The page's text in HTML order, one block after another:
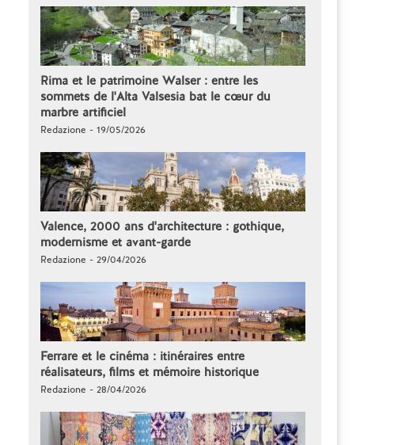
Rima et le patrimoine Walser : entre les
sommets de l'Alta Valsesia bat le cœur du
marbre artificiel
Redazione - 19/05/2026
Valence, 2000 ans d'architecture : gothique,
modernisme et avant-garde
Redazione - 29/04/2026
Ferrare et le cinéma : itinéraires entre
réalisateurs, films et mémoire historique
Redazione - 28/04/2026